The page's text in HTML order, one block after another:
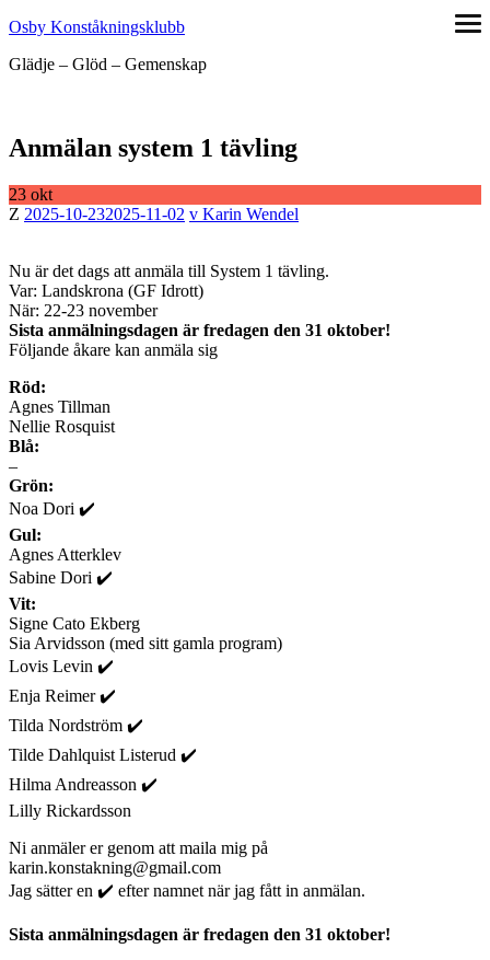
Hoppa
innehåll
Osby Konståkningsklubb
Glädje – Glöd – Gemenskap
Anmälan system 1 tävling
23 okt
Publicerad
2025-10-232025-11-02 Författare
Karin Wendel
Nu är det dags att anmäla till System 1 tävling.
Var: Landskrona (GF Idrott)
När: 22-23 november
Sista anmälningsdagen är fredagen den 31 oktober!
Följande åkare kan anmäla sig
Röd:
Agnes Tillman
Nellie Rosquist
Blå:
–
Grön:
Noa Dori ✔️
Gul:
Agnes Atterklev
Sabine Dori ✔️
Vit:
Signe Cato Ekberg
Sia Arvidsson (med sitt gamla program)
Lovis Levin ✔️
Enja Reimer ✔️
Tilda Nordström ✔️
Tilde Dahlquist Listerud ✔️
Hilma Andreasson ✔️
Lilly Rickardsson
Ni anmäler er genom att maila mig på
karin.konstakning@gmail.com
Jag sätter en ✔️ efter namnet när jag fått in anmälan.
Sista anmälningsdagen är fredagen den 31 oktober!